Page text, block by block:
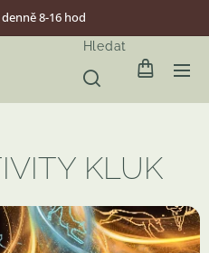
8-16 hod
Hledat
KLUK